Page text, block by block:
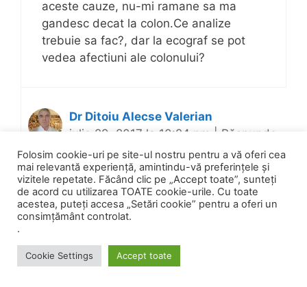
aceste cauze, nu-mi ramane sa ma
gandesc decat la colon.Ce analize
trebuie sa fac?, dar la ecograf se pot
vedea afectiuni ale colonului?
Dr Ditoiu Alecse Valerian
iulie 29, 2017 la 10:24 pm | Răspunde
Colonul nu se vede la ecograf. Cred ca
v-ar fi mai util sa va medicul din zona
dvs, el se poate orienta usor dupa
Cu stima
Folosim cookie-uri pe site-ul nostru pentru a vă oferi cea
mai relevantă experiență, amintindu-vă preferințele și
vizitele repetate. Făcând clic pe „Accept toate”, sunteți
de acord cu utilizarea TOATE cookie-urile. Cu toate
acestea, puteți accesa „Setări cookie” pentru a oferi un
consimțământ controlat.
.
Cookie Settings Accept toate